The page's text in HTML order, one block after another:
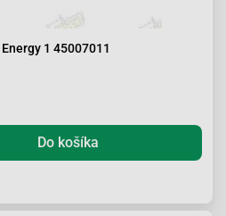
1 45007011
Do košíka